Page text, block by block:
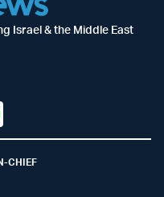
Israel & the Middle East
CHIEF